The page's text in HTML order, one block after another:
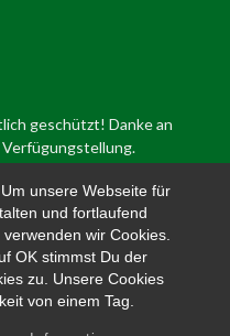
unsere Webseite für
und fortlaufend
wir Cookies.
OK stimmst Du der
zu. Unsere Cookies
von einem Tag.
geschützt! Danke an
Verfügungstellung.